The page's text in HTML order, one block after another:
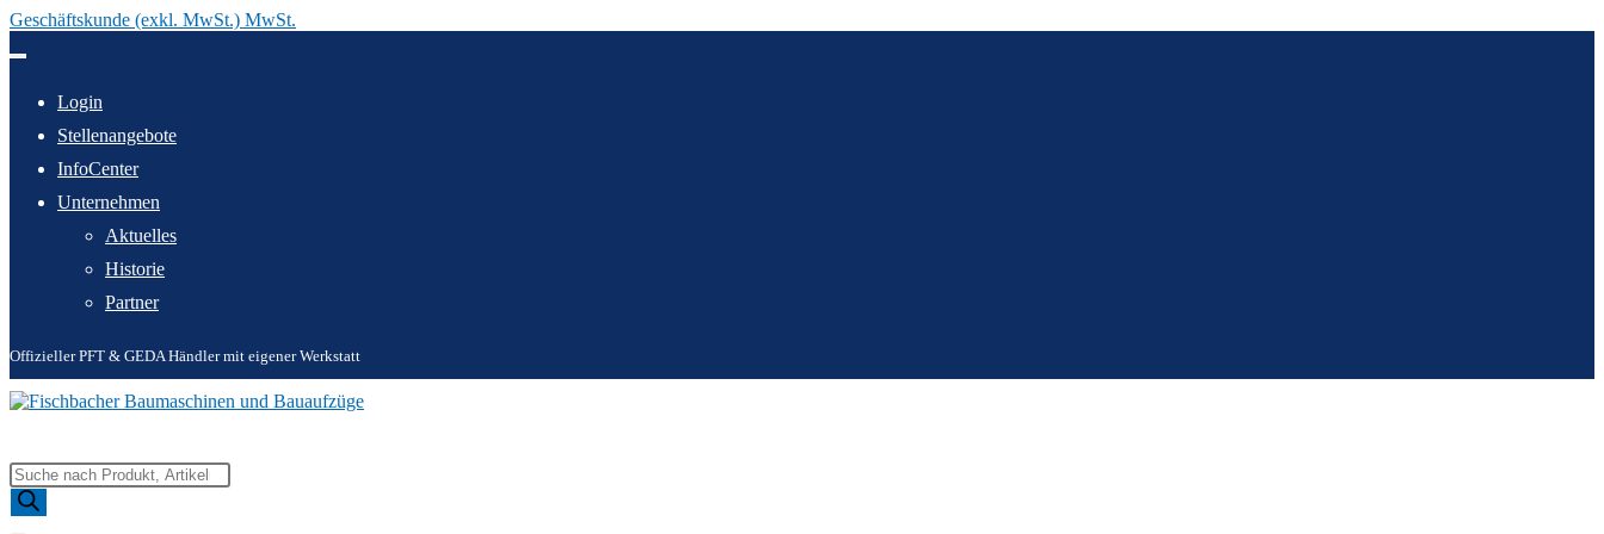
Geschäftskunde (exkl. MwSt.) MwSt.
Inhalt
Login
Stellenangebote
InfoCenter
Unternehmen
Aktuelles
Historie
Partner
Offizieller PFT & GEDA Händler mit eigener Werkstatt
Products
search